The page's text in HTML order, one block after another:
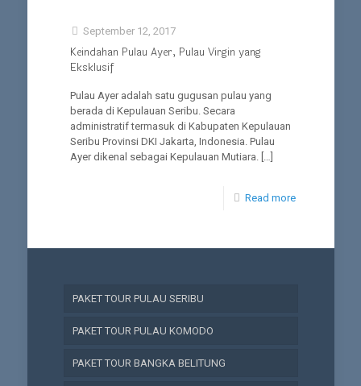
September 12, 2017
Keindahan Pulau Ayer, Pulau Virgin yang
Eksklusif
Pulau Ayer adalah satu gugusan pulau yang
berada di Kepulauan Seribu. Secara
administratif termasuk di Kabupaten Kepulauan
Seribu Provinsi DKI Jakarta, Indonesia. Pulau
Ayer dikenal sebagai Kepulauan Mutiara.[…]
Read more
PAKET TOUR PULAU SERIBU
PAKET TOUR PULAU KOMODO
PAKET TOUR BANGKA BELITUNG